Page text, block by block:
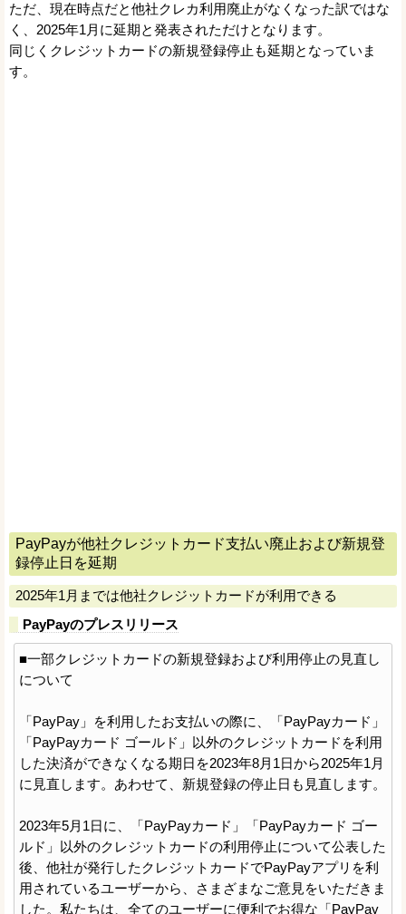
ただ、現在時点だと他社クレカ利用廃止がなくなった訳ではな
く、2025年1月に延期と発表されただけとなります。
同じくクレジットカードの新規登録停止も延期となっていま
す。
PayPayが他社クレジットカード支払い廃止および新規登
録停止日を延期
2025年1月までは他社クレジットカードが利用できる
PayPayのプレスリリース
■一部クレジットカードの新規登録および利用停止の見直し
について
「PayPay」を利用したお支払いの際に、「PayPayカード」
「PayPayカード ゴールド」以外のクレジットカードを利用
した決済ができなくなる期日を2023年8月1日から2025年1月
に見直します。あわせて、新規登録の停止日も見直します。
2023年5月1日に、「PayPayカード」「PayPayカード ゴー
ルド」以外のクレジットカードの利用停止について公表した
後、他社が発行したクレジットカードでPayPayアプリを利
用されているユーザーから、さまざまなご意見をいただきま
した。私たちは、全てのユーザーに便利でお得な「PayPay